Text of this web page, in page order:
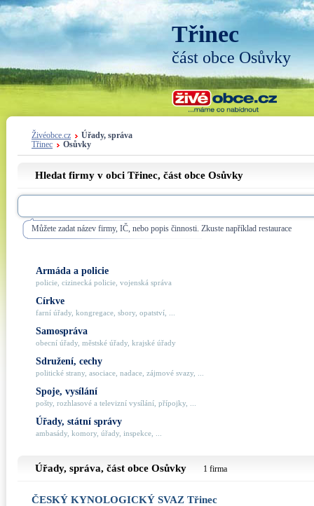
Třinec
část obce Osůvky
Živéobce.cz
Úřady, správa
Třinec
Osůvky
Hledat firmy v obci Třinec, část obce Osůvky
Můžete zadat název firmy, IČ, nebo popis činnosti. Zkuste například restaurace
Armáda a policie
policie, cizinecká policie, vojenská správa
Církve
farní úřady, kongregace, sbory, opatství, ...
Samospráva
obecní úřady, městské úřady, krajské úřady
Sdružení, cechy
politické strany, asociace, nadace, zájmové svazy, ...
Spoje, vysílání
pošty, rozhlasové a televizní vysílání, přípojky, ...
Úřady, státní správy
ambasády, komory, úřady, inspekce, ...
Úřady, správa, část obce Osůvky 1 firma
ČESKÝ KYNOLOGICKÝ SVAZ Třinec